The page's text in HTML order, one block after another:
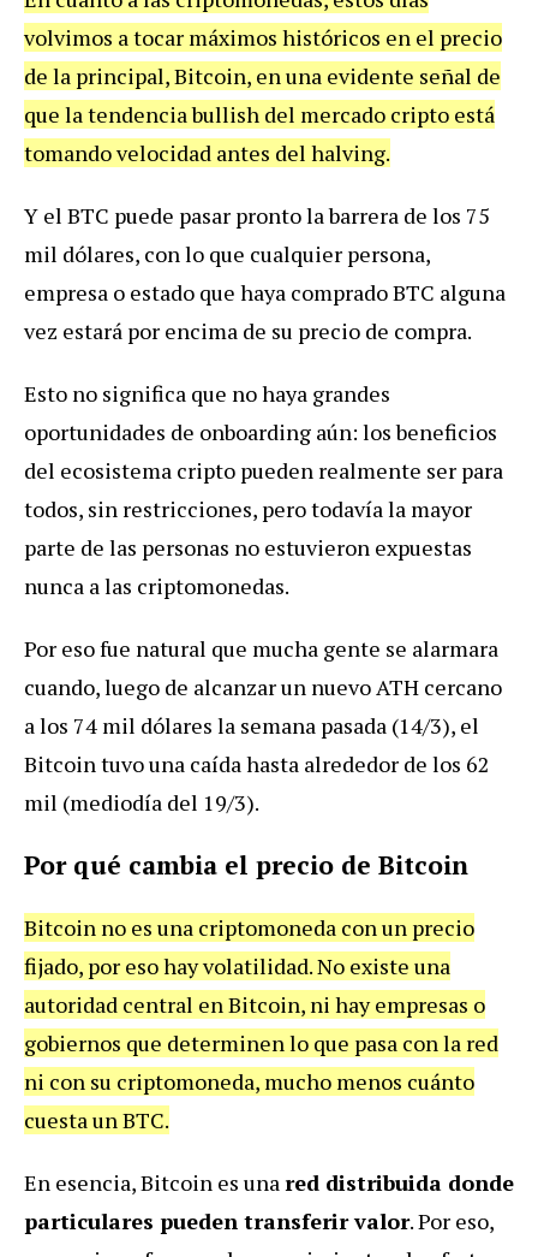
volvimos a tocar máximos históricos en el precio
de la principal, Bitcoin, en una evidente señal de
que la tendencia bullish del mercado cripto está
tomando velocidad antes del halving.
Y el BTC puede pasar pronto la barrera de los 75
mil dólares, con lo que cualquier persona,
empresa o estado que haya comprado BTC alguna
vez estará por encima de su precio de compra.
Esto no significa que no haya grandes
oportunidades de onboarding aún: los beneficios
del ecosistema cripto pueden realmente ser para
todos, sin restricciones, pero todavía la mayor
parte de las personas no estuvieron expuestas
nunca a las criptomonedas.
Por eso fue natural que mucha gente se alarmara
cuando, luego de alcanzar un nuevo ATH cercano
a los 74 mil dólares la semana pasada (14/3), el
Bitcoin tuvo una caída hasta alrededor de los 62
mil (mediodía del 19/3).
Por qué cambia el precio de Bitcoin
Bitcoin no es una criptomoneda con un precio
fijado, por eso hay volatilidad. No existe una
autoridad central en Bitcoin, ni hay empresas o
gobiernos que determinen lo que pasa con la red
ni con su criptomoneda, mucho menos cuánto
cuesta un BTC.
En esencia, Bitcoin es unared distribuida donde
particulares pueden transferir valor. Por eso,